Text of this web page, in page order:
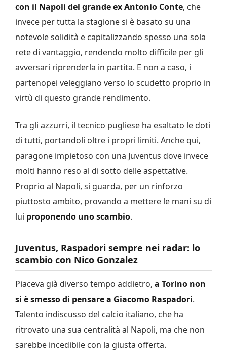
con il Napoli del grande ex Antonio Conte, che
invece per tutta la stagione si è basato su una
notevole solidità e capitalizzando spesso una sola
rete di vantaggio, rendendo molto difficile per gli
avversari riprenderla in partita. E non a caso, i
partenopei veleggiano verso lo scudetto proprio in
virtù di questo grande rendimento.
Tra gli azzurri, il tecnico pugliese ha esaltato le doti
di tutti, portandoli oltre i propri limiti. Anche qui,
paragone impietoso con una Juventus dove invece
molti hanno reso al di sotto delle aspettative.
Proprio al Napoli, si guarda, per un rinforzo
piuttosto ambito, provando a mettere le mani su di
lui proponendo uno scambio.
Juventus, Raspadori sempre nei radar: lo
scambio con Nico Gonzalez
Piaceva già diverso tempo addietro, a Torino non
si è smesso di pensare a Giacomo Raspadori.
Talento indiscusso del calcio italiano, che ha
ritrovato una sua centralità al Napoli, ma che non
sarebbe incedibile con la giusta offerta.